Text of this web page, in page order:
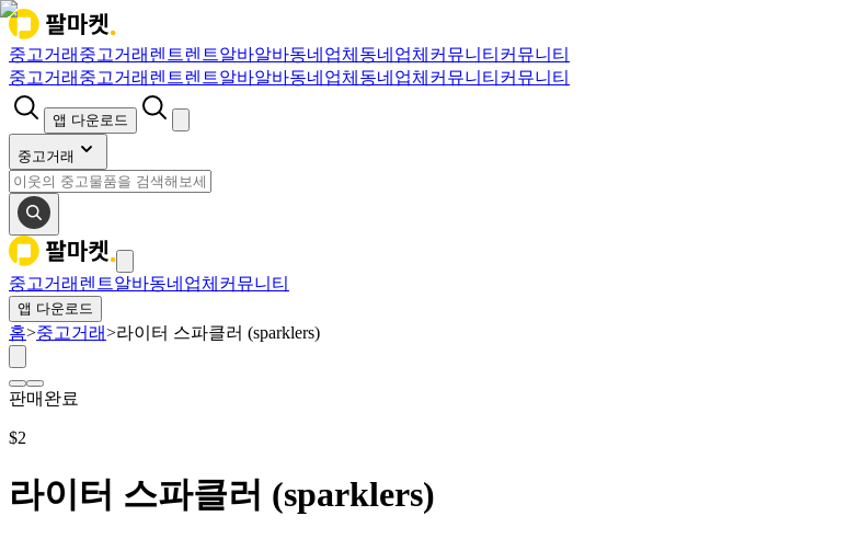
중고거래 중고거래 렌트렌트알바알바동네업체 동네업체 커뮤니티 커뮤니티
중고거래 중고거래 렌트렌트알바알바동네업체 동네업체 커뮤니티 커뮤니티
앱 다운로드
중고거래
중고거래 렌트알바동네업체 커뮤니티
앱 다운로드
홈>중고거래>라이터 스파클러 (sparklers)
판매완료
$2
라이터 스파클러 (sparklers)